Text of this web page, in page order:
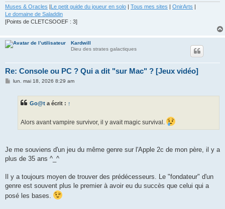
Muses & Oracles Le petit guide du joueur en solo Tous mes sites OnirArts
Le domaine de Saladdin
[Points de CLETCSOOEF : 3]
Kardwill
Dieu des strates galactiques
Re: Console ou PC ? Qui a dit "sur Mac" ? [Jeux vidéo]
Mlun. mai 18, 2026 8:29 am
Go@t a écrit : ↑
Alors avant vampire survivor, il y avait magic survival.
Je me souviens d'un jeu du même genre sur l'Apple 2c de mon père, il y a
plus de 35 ans ^_^
Il y a toujours moyen de trouver des prédécesseurs. Le "fondateur" d'un
genre est souvent plus le premier à avoir eu du succès que celui qui a
posé les bases.